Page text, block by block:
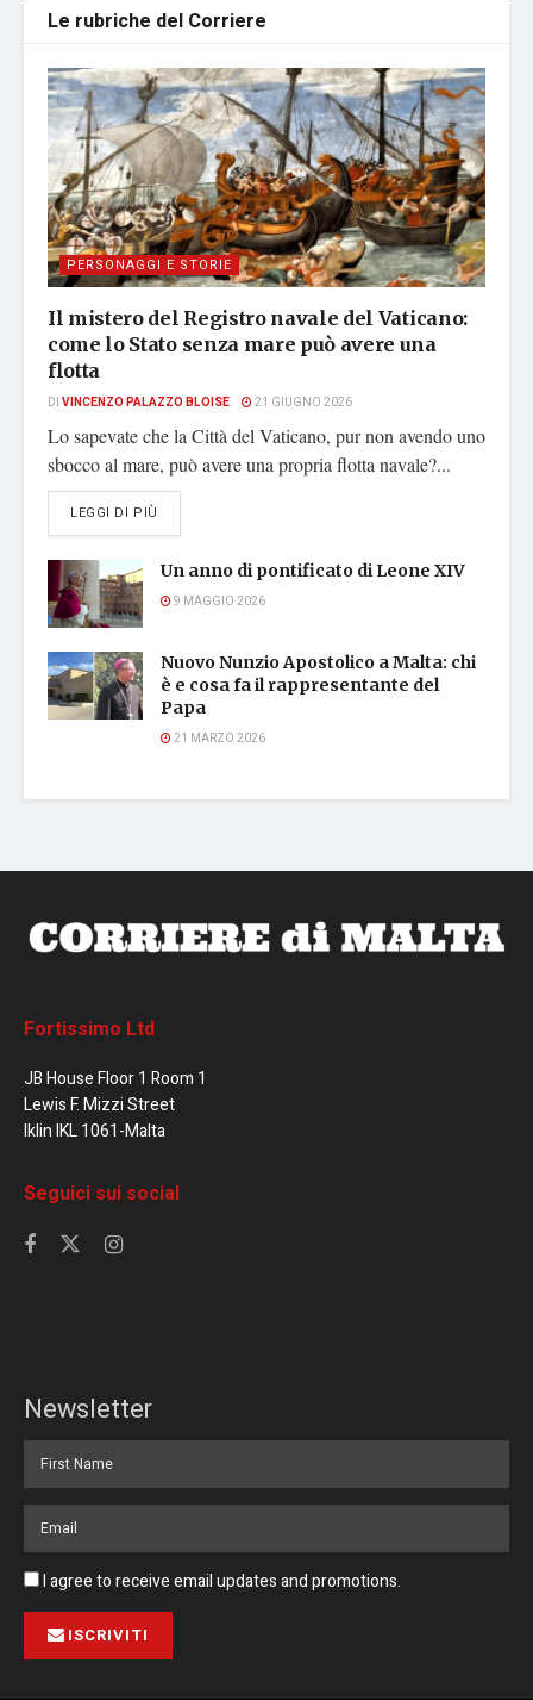
Le rubriche del Corriere
PERSONAGGI E STORIE
Il mistero del Registro navale del Vaticano:
come lo Stato senza mare può avere una
flotta
DI VINCENZO PALAZZO BLOISE 21 GIUGNO 2026
Lo sapevate che la Città del Vaticano, pur non avendo uno
sbocco al mare, può avere una propria flotta navale?...
LEGGI DI PIÙ
Un anno di pontificato di Leone XIV
9 MAGGIO 2026
Nuovo Nunzio Apostolico a Malta: chi
è e cosa fa il rappresentante del
Papa
21 MARZO 2026
Fortissimo Ltd
JB House Floor 1 Room 1
Lewis F. Mizzi Street
Iklin IKL 1061-Malta
Seguici sui social
Newsletter
I agree to receive email updates and promotions.
ISCRIVITI